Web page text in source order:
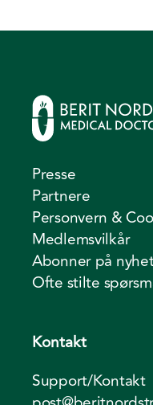
Presse
Partnere
Personvern &
Medlemsvilkår
Abonner på
Ofte stilte
Kontakt
Support/Kontakt